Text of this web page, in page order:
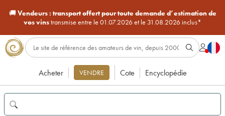
🚚Vendeurs : transport offert pour toute demande d’estimation de
vos vinstransmise entre le 01.07.2026 et le 31.08.2026 inclus*
Acheter VENDRE Cote Encyclopédie